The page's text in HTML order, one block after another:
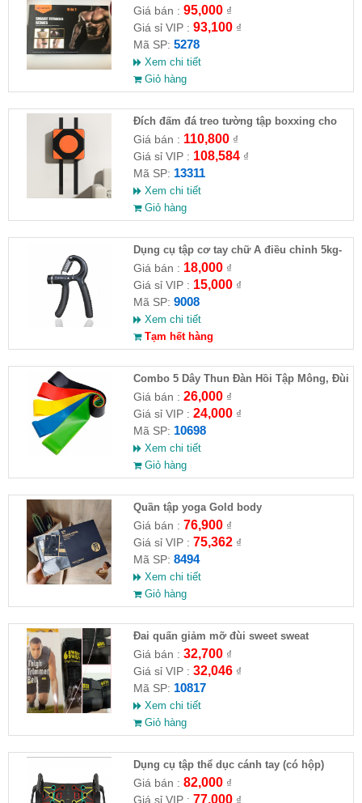
Giá bán : 95,000₫
Giá sỉ VIP : 93,100₫
Mã SP: 5278
Xem chi tiết
Giỏ hàng
Đích đấm đá treo tường tập boxxing cho
người lớn và trẻ em
Giá bán : 110,800₫
Giá sỉ VIP : 108,584₫
Mã SP: 13311
Xem chi tiết
Giỏ hàng
Dụng cụ tập cơ tay chữ A điều chỉnh 5kg-
60kg
Giá bán : 18,000₫
Giá sỉ VIP : 15,000₫
Mã SP: 9008
Xem chi tiết
Tạm hết hàng
Combo 5 Dây Thun Đàn Hồi Tập Mông, Đùi
(5 Size)
Giá bán : 26,000₫
Giá sỉ VIP : 24,000₫
Mã SP: 10698
Xem chi tiết
Giỏ hàng
Quần tập yoga Gold body
Giá bán : 76,900₫
Giá sỉ VIP : 75,362₫
Mã SP: 8494
Xem chi tiết
Giỏ hàng
Đai quấn giảm mỡ đùi sweet sweat
Giá bán : 32,700₫
Giá sỉ VIP : 32,046₫
Mã SP: 10817
Xem chi tiết
Giỏ hàng
Dụng cụ tập thể dục cánh tay (có hộp)
Giá bán : 82,000₫
Giá sỉ VIP : 77,000₫